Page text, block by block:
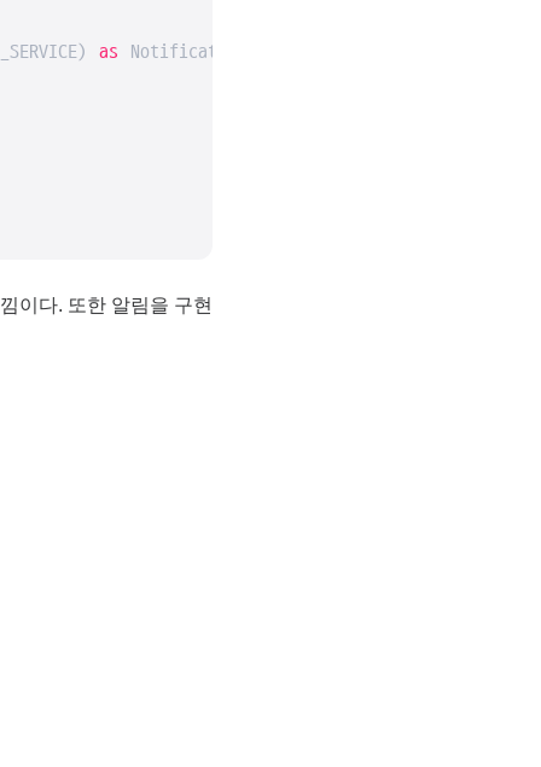
as NotificationManager
이다. 또한 알림을 구현